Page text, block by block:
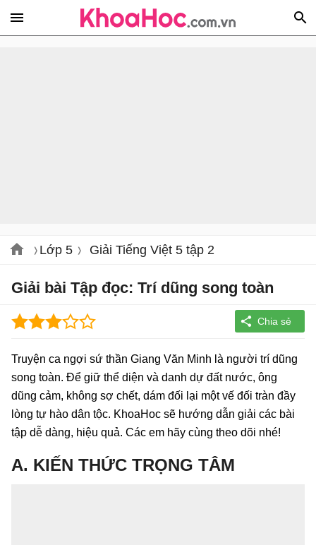
Lớp 5 Giải Tiếng Việt 5 tập 2
Giải bài Tập đọc: Trí dũng song toàn
Truyện ca ngợi sứ thần Giang Văn Minh là người trí dũng
song toàn. Để giữ thể diện và danh dự đất nước, ông
dũng cảm, không sợ chết, dám đối lại một vế đối tràn đầy
lòng tự hào dân tộc. KhoaHoc sẽ hướng dẫn giải các bài
tập dễ dàng, hiệu quả. Các em hãy cùng theo dõi nhé!
A. KIẾN THỨC TRỌNG TÂM